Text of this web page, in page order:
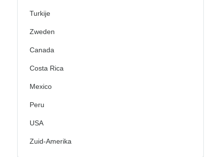
Turkije
Zweden
Canada
Costa Rica
Mexico
Peru
USA
Zuid-Amerika